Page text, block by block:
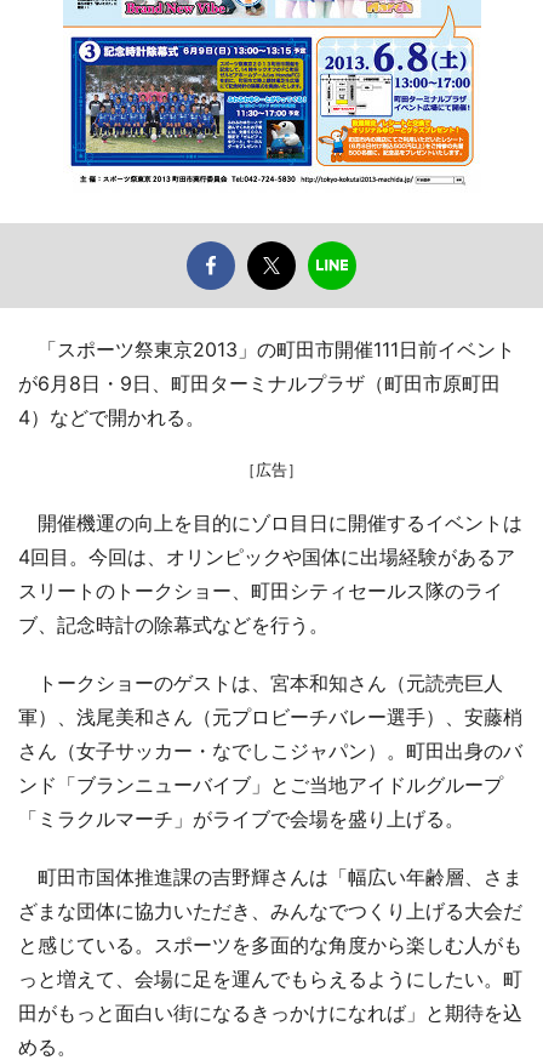
「スポーツ祭東京2013」の町田市開催111日前イベント
が6月8日・9日、町田ターミナルプラザ（町田市原町田
4）などで開かれる。
［広告］
開催機運の向上を目的にゾロ目日に開催するイベントは
4回目。今回は、オリンピックや国体に出場経験があるア
スリートのトークショー、町田シティセールス隊のライ
ブ、記念時計の除幕式などを行う。
トークショーのゲストは、宮本和知さん（元読売巨人
軍）、浅尾美和さん（元プロビーチバレー選手）、安藤梢
さん（女子サッカー・なでしこジャパン）。町田出身のバ
ンド「ブランニューバイブ」とご当地アイドルグループ
「ミラクルマーチ」がライブで会場を盛り上げる。
町田市国体推進課の吉野輝さんは「幅広い年齢層、さま
ざまな団体に協力いただき、みんなでつくり上げる大会だ
と感じている。スポーツを多面的な角度から楽しむ人がも
っと増えて、会場に足を運んでもらえるようにしたい。町
田がもっと面白い街になるきっかけになれば」と期待を込
める。